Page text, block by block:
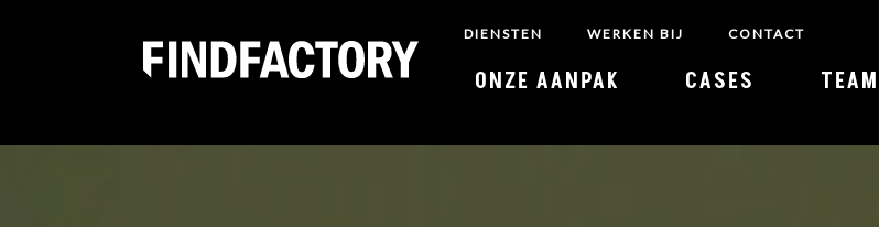
DIENSTEN WERKEN BIJ CONTACT
ONZE AANPAK CASES TEAM